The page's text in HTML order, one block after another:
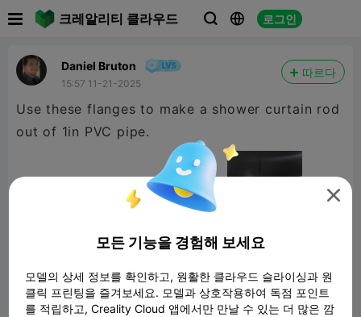
크레알리티 클라우드   로그인
Daniel Bruton
15:57 11-21-2025
따르다
Use these flanges to make a shower curtain rod
out of 1in PVC pipe.

모든 기능을 경험해 보세요
모델의 상세 정보를 확인하고, 원활한 클라우드 슬라이싱과 원
클릭 프린팅을 즐겨보세요. 모델과 상호작용하여 독점 포인트
를 적립하고, Creality Cloud 앱에서만 만날 수 있는 더 많은 깜